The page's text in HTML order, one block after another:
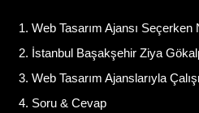
Web Tasarım Ajansı
İstanbul Başakşehir Ziya
Web Tasarım Ajanslarıyla
Soru & Cevap